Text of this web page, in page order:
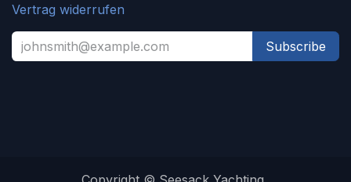
Vertrag widerrufen
Subscribe